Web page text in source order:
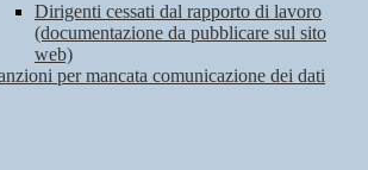
Dirigenti cessati dal rapporto di lavoro
(documentazione da pubblicare sul sito
web)
per mancata comunicazione dei dati